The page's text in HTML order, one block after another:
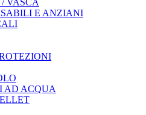
E ANZIANI
AD ACQUA